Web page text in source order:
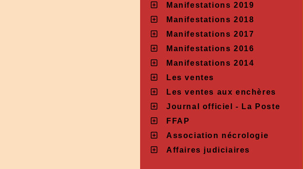
Manifestations 2019
Manifestations 2018
Manifestations 2017
Manifestations 2016
Manifestations 2014
Les ventes
Les ventes aux enchères
Journal officiel - La Poste
FFAP
Association nécrologie
Affaires judiciaires